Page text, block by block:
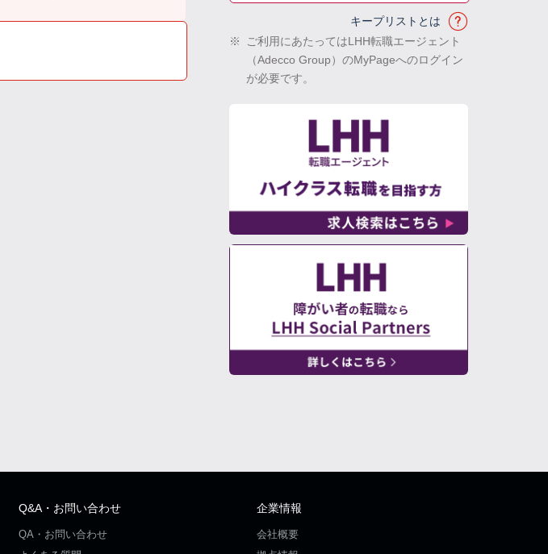
キープリストとは
※
ご利用にあたってはLHH転職エージェント
（Adecco Group）のMyPageへのログイン
が必要です。
Q&A・お問い合わせ
QA・お問い合わせ
企業情報
会社概要